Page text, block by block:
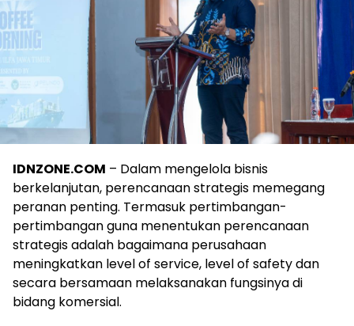
IDNZONE.COM – Dalam mengelola bisnis
berkelanjutan, perencanaan strategis memegang
peranan penting. Termasuk pertimbangan-
pertimbangan guna menentukan perencanaan
strategis adalah bagaimana perusahaan
meningkatkan level of service, level of safety dan
secara bersamaan melaksanakan fungsinya di
bidang komersial.